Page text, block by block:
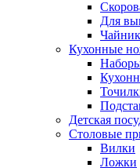
Для
Кухонные
Детская
Столовые
Вилки
Ложки